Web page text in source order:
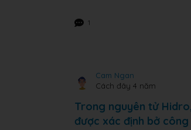
1
Cam Ngan
Cách đây 4 năm
Trong nguyên tử
được xác định bở